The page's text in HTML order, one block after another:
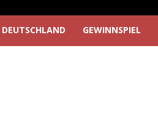
DEUTSCHLAND GEWINNSPIEL